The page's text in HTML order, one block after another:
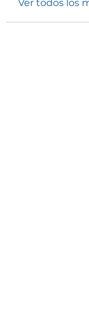
Ver todos los